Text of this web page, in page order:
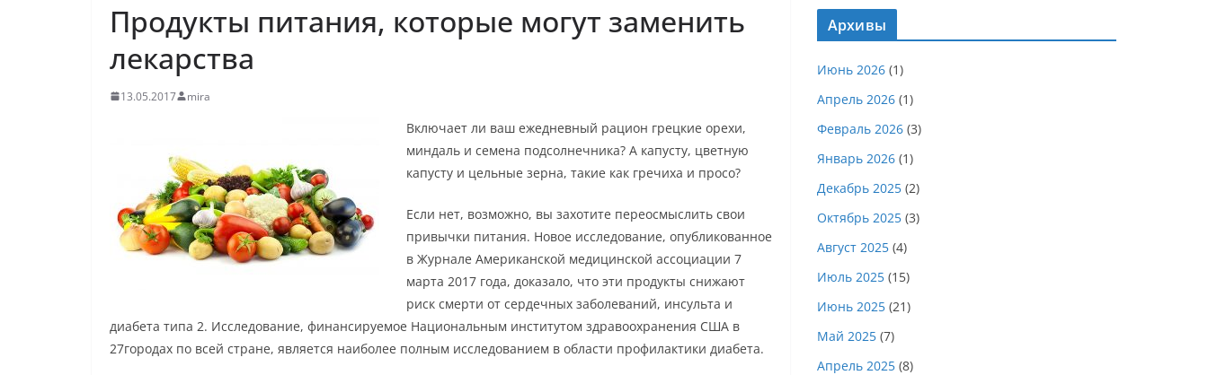
Продукты питания, которые могут заменить
лекарства
13.05.2017 mira
Включает ли ваш ежедневный рацион грецкие орехи,
миндаль и семена подсолнечника? А капусту, цветную
капусту и цельные зерна, такие как гречиха и просо?
Если нет, возможно, вы захотите переосмыслить свои
привычки питания. Новое исследование, опубликованное
в Журнале Американской медицинской ассоциации 7
марта 2017 года, доказало, что эти продукты снижают
риск смерти от сердечных заболеваний, инсульта и
диабета типа 2. Исследование, финансируемое Национальным институтом здравоохранения США в
27городах по всей стране, является наиболее полным исследованием в области профилактики диабета.
Архивы
Июнь 2026 (1)
Апрель 2026 (1)
Февраль 2026 (3)
Январь 2026 (1)
Декабрь 2025 (2)
Октябрь 2025 (3)
Август 2025 (4)
Июль 2025 (15)
Июнь 2025 (21)
Май 2025 (7)
Апрель 2025 (8)